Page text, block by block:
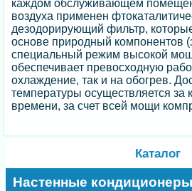
каждом обслуживающем
воздуха применен
дезодорирующий фильтр,
основе природный компонентов
специальный режим высокой
обеспечивает превосходную
охлаждение, так и на обогрев.
температуры осуществляется за
времени, за счет всей мощи
Каталог
Настенные кондиционеры